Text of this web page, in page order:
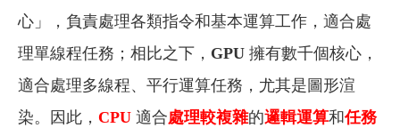
心」，負責處理各類指令和基本運算工作，適合處
理單線程任務；相比之下， GPU 擁有數千個核心，
適合處理多線程、平行運算任務，尤其是圖形渲
染。因此， CPU 適合處理較複雜的邏輯運算和任務